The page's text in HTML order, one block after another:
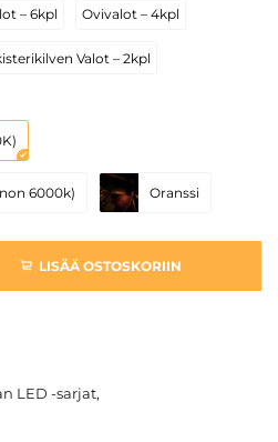
– 6kpl Ovivalot – 4kpl
Valot – 2kpl
6000k) Oranssi
LISÄÄ OSTOSKORIIN
LED -sarjat,